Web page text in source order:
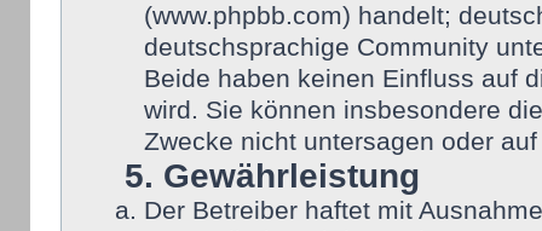
(www.phpbb.com) handelt;
deutschsprachige Community
Beide haben keinen Einfluss auf
wird. Sie können insbesondere
Zwecke nicht untersagen oder
5. Gewährleistung
Der Betreiber haftet mit